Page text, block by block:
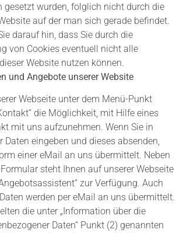
gesetzt wurden, folglich nicht durch die
auf der man sich gerade befindet.
darauf hin, dass Sie durch die
von Cookies eventuell nicht alle
Website nutzen können.
und Angebote unserer Website
Webseite unter dem Menü-Punkt
die Möglichkeit, mit Hilfe eines
mit uns aufzunehmen. Wenn Sie in
Daten eingeben und dieses absenden,
einer eMail an uns übermittelt. Neben
steht Ihnen auf unserer Webseite
zur Verfügung. Auch
werden per eMail an uns übermittelt.
die unter „Information über die
Daten“ Punkt (2) genannten